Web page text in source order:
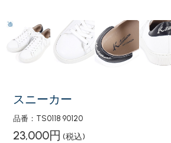
スニーカー
品番：TS0118 90120
23,000円 (税込)